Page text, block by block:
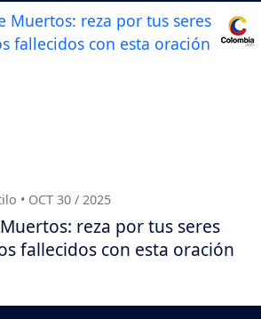
• OCT 30 / 2025
reza por tus seres
fallecidos con esta oración